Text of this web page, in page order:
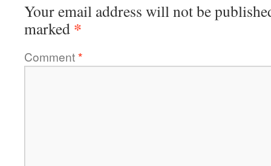
Your email address will not be
marked *
Comment*